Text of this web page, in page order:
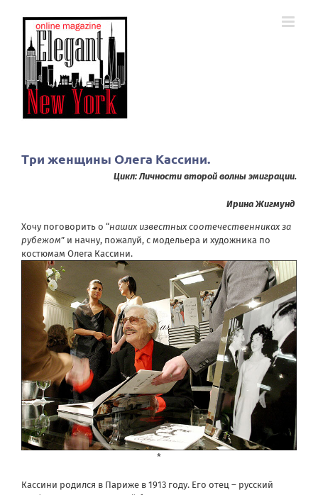
Три женщины Олега Кассини.
Цикл: Личности второй волны эмиграции.
Ирина Жигмунд
Хочу поговорить о “наших известных соотечественниках за
рубежом” и начну, пожалуй, с модельера и художника по
костюмам Олега Кассини.
*
Кассини родился в Париже в 1913 году. Его отец – русский